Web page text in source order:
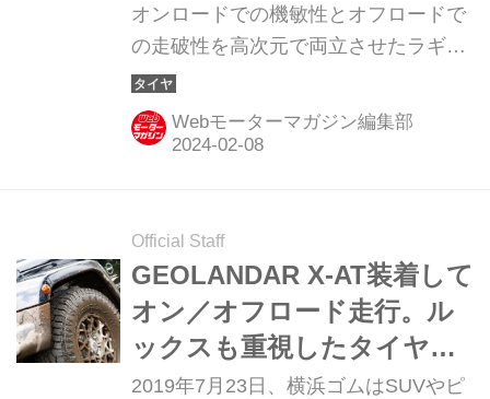
とオフロードでの走破性を
高次元で両立
オンロードでの機敏性とオフロードで
の走破性を高次元で両立させたラギッ
ドテレーンタイヤ「ラングラー デュラ
トラック（WRANGLER
DURATRAC）RT」を3月1日より発売
Webモーターマガジン編集部
Official Staff
GEOLANDAR X-AT装着して
オン／オフロード走行。ル
ックスも重視したタイヤで
どこまで行ける？
2019年7月23日、横浜ゴムはSUVやピ